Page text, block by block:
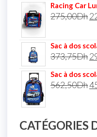
Racing Car
275,00Dh
Sac à dos
373,75Dh
Sac à dos
562,50Dh
CATÉGORIES